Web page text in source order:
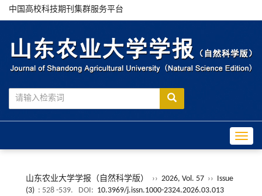
中国高校科技期刊集群服务平台
山东农业大学学报（自然科学版） ›› 2026, Vol. 57 ›› Issue
(3) : 528 -539. DOI: 10.3969/j.issn.1000-2324.2026.03.013